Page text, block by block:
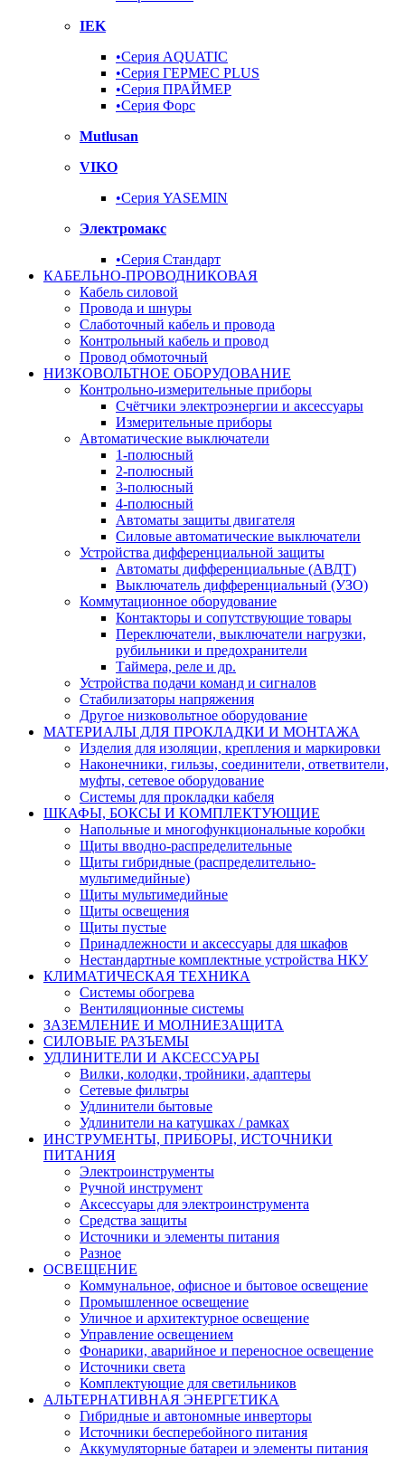
IEK
•Серия AQUATIC
•Серия ГЕРМЕС PLUS
•Серия ПРАЙМЕР
•Серия Форс
Mutlusan
VIKO
•Серия YASEMIN
Электромакс
•Серия Стандарт
КАБЕЛЬНО-ПРОВОДНИКОВАЯ
Кабель силовой
Провода и шнуры
Слаботочный кабель и провода
Контрольный кабель и провод
Провод обмоточный
НИЗКОВОЛЬТНОЕ ОБОРУДОВАНИЕ
Контрольно-измерительные приборы
Счётчики электроэнергии и аксессуары
Измерительные приборы
Автоматические выключатели
1-полюсный
2-полюсный
3-полюсный
4-полюсный
Автоматы защиты двигателя
Силовые автоматические выключатели
Устройства дифференциальной защиты
Автоматы дифференциальные (АВДТ)
Выключатель дифференциальный (УЗО)
Коммутационное оборудование
Контакторы и сопутствующие товары
Переключатели, выключатели нагрузки,
рубильники и предохранители
Таймера, реле и др.
Устройства подачи команд и сигналов
Стабилизаторы напряжения
Другое низковольтное оборудование
МАТЕРИАЛЫ ДЛЯ ПРОКЛАДКИ И МОНТАЖА
Изделия для изоляции, крепления и маркировки
Наконечники, гильзы, соединители, ответвители,
муфты, cетевое оборудование
Системы для прокладки кабеля
ШКАФЫ, БОКСЫ И КОМПЛЕКТУЮЩИЕ
Напольные и многофункциональные коробки
Щиты вводно-распределительные
Щиты гибридные (распределительно-
мультимедийные)
Щиты мультимедийные
Щиты освещения
Щиты пустые
Принадлежности и аксессуары для шкафов
Нестандартные комплектные устройства НКУ
КЛИМАТИЧЕСКАЯ ТЕХНИКА
Системы обогрева
Вентиляционные системы
ЗАЗЕМЛЕНИЕ И МОЛНИЕЗАЩИТА
СИЛОВЫЕ РАЗЪЕМЫ
УДЛИНИТЕЛИ И АКСЕССУАРЫ
Вилки, колодки, тройники, адаптеры
Сетевые фильтры
Удлинители бытовые
Удлинители на катушках / рамках
ИНСТРУМЕНТЫ, ПРИБОРЫ, ИСТОЧНИКИ
ПИТАНИЯ
Электроинструменты
Ручной инструмент
Аксессуары для электроинструмента
Средства защиты
Источники и элементы питания
Разное
ОСВЕЩЕНИЕ
Коммунальное, офисное и бытовое освещение
Промышленное освещение
Уличное и архитектурное освещение
Управление освещением
Фонарики, аварийное и переносное освещение
Источники света
Комплектующие для светильников
АЛЬТЕРНАТИВНАЯ ЭНЕРГЕТИКА
Гибридные и автономные инверторы
Источники бесперебойного питания
Аккумуляторные батареи и элементы питания